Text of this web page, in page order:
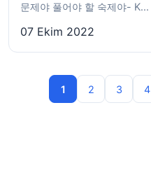
문제야 풀어야 할 숙제야- K...
07 Ekim 2022
1 2 3 4